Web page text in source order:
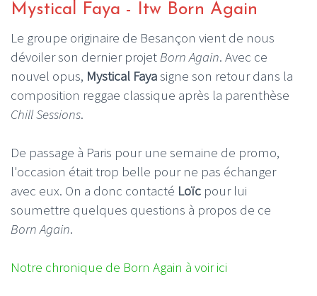
Mystical Faya - Itw Born Again
Le groupe originaire de Besançon vient de nous
dévoiler son dernier projetBorn Again. Avec ce
nouvel opus, Mystical Fayasigne son retour dans la
composition reggae classique après la parenthèse
Chill Sessions.
De passage à Paris pour une semaine de promo,
l'occasion était trop belle pour ne pas échanger
avec eux. On a donc contacté Loïc pour lui
soumettre quelques questions à propos de ce
Born Again.
Notre chronique de Born Again à voir ici